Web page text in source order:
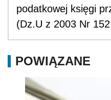
podatkowej księgi
(Dz.U z 2003 Nr
POWIĄZANE